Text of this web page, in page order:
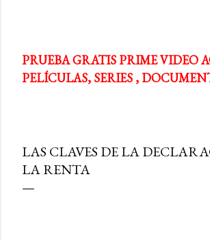
PRUEBA GRATIS PRIME VIDEO
PELÍCULAS, SERIES ,
LAS CLAVES DE LA
LA RENTA